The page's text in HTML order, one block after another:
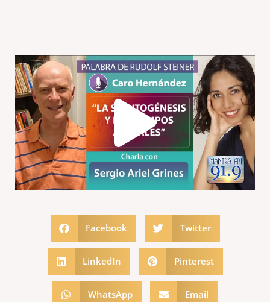
Play
Facebook Twitter
LinkedIn Pinterest
WhatsApp Email